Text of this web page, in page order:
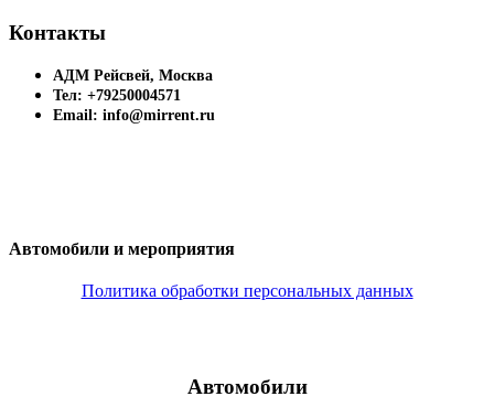
Контакты
АДМ Рейсвей, Москва
Тел: +79250004571
Email: info@mirrent.ru
Автомобили и мероприятия
Политика обработки персональных данных
Автомобили